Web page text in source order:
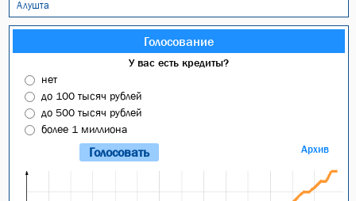
Алушта
Голосование
У вас есть кредиты?
нет
до 100 тысяч рублей
до 500 тысяч рублей
более 1 миллиона
Архив